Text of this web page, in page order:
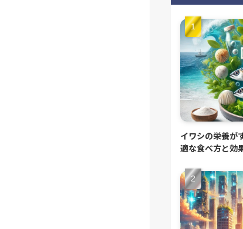
イワシの栄養が
適な食べ方と効